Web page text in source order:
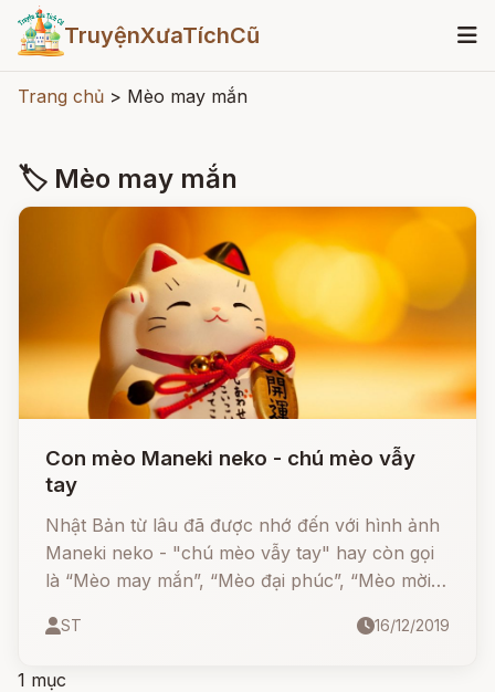
TruyệnXưaTíchCũ
Trang chủ > Mèo may mắn
🏷 Mèo may mắn
Con mèo Maneki neko - chú mèo vẫy
tay
Nhật Bản từ lâu đã được nhớ đến với hình ảnh
Maneki neko - "chú mèo vẫy tay" hay còn gọi
là “Mèo may mắn”, “Mèo đại phúc”, “Mèo mời
cho các hộ gia đình làm công việc kinh doanh.
ST 16/12/2019
1 mục